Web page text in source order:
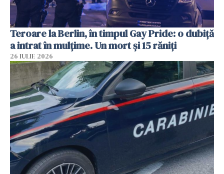
Teroare la Berlin, în timpul Gay Pride: o dubiță
a intrat în mulțime. Un mort și 15 răniți
26 IULIE 2026